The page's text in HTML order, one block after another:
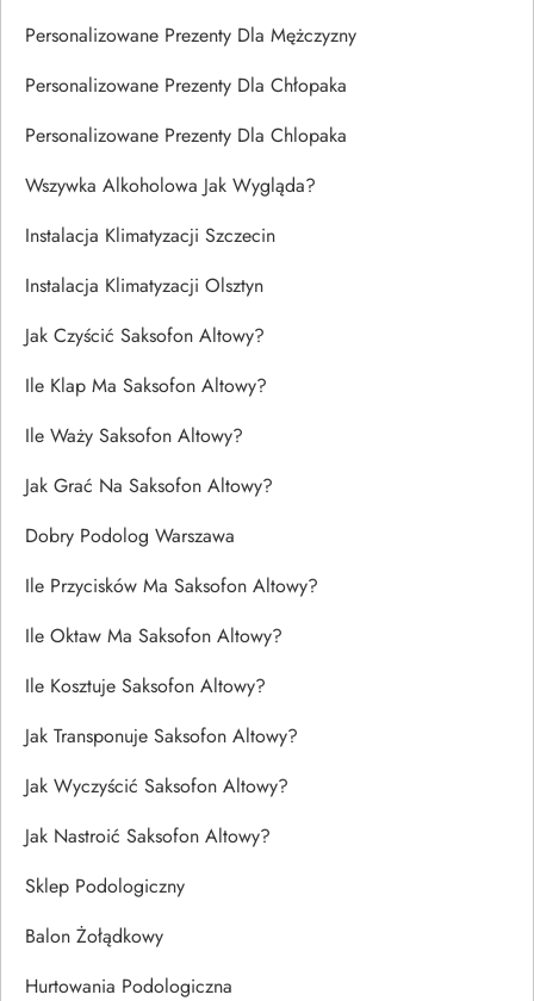
Personalizowane Prezenty Dla Mężczyzny
Personalizowane Prezenty Dla Chłopaka
Personalizowane Prezenty Dla Chlopaka
Wszywka Alkoholowa Jak Wygląda?
Instalacja Klimatyzacji Szczecin
Instalacja Klimatyzacji Olsztyn
Jak Czyścić Saksofon Altowy?
Ile Klap Ma Saksofon Altowy?
Ile Waży Saksofon Altowy?
Jak Grać Na Saksofon Altowy?
Dobry Podolog Warszawa
Ile Przycisków Ma Saksofon Altowy?
Ile Oktaw Ma Saksofon Altowy?
Ile Kosztuje Saksofon Altowy?
Jak Transponuje Saksofon Altowy?
Jak Wyczyścić Saksofon Altowy?
Jak Nastroić Saksofon Altowy?
Sklep Podologiczny
Balon Żołądkowy
Hurtowania Podologiczna